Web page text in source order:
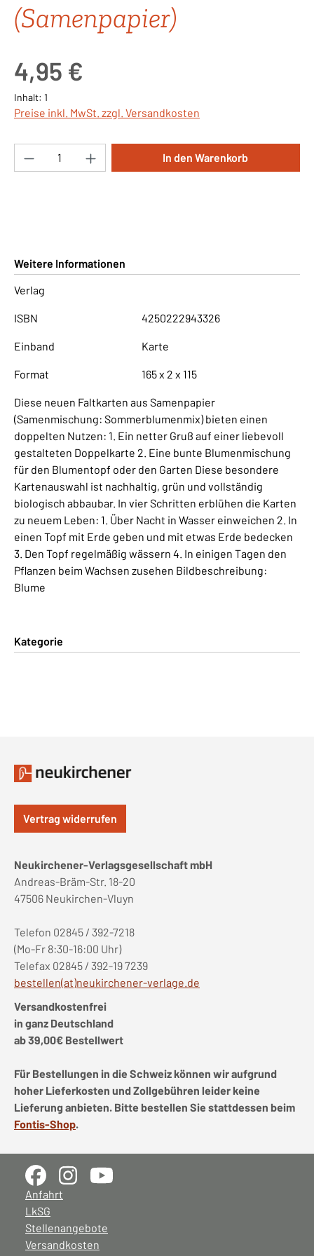
(Samenpapier)
4,95 €
Inhalt: 1
Preise inkl. MwSt. zzgl. Versandkosten
Produkt Anzahl: Gib den gewünschten
In den Warenkorb
Weitere Informationen
Verlag
ISBN 4250222943326
Einband Karte
Format 165 x 2 x 115
Diese neuen Faltkarten aus Samenpapier
(Samenmischung: Sommerblumenmix) bieten einen
doppelten Nutzen: 1. Ein netter Gruß auf einer liebevoll
gestalteten Doppelkarte 2. Eine bunte Blumenmischung
für den Blumentopf oder den Garten Diese besondere
Kartenauswahl ist nachhaltig, grün und vollständig
biologisch abbaubar. In vier Schritten erblühen die Karten
zu neuem Leben: 1. Über Nacht in Wasser einweichen 2. In
einen Topf mit Erde geben und mit etwas Erde bedecken
3. Den Topf regelmäßig wässern 4. In einigen Tagen den
Pflanzen beim Wachsen zusehen Bildbeschreibung:
Blume
Kategorie
Vertrag widerrufen
Neukirchener-Verlagsgesellschaft mbH
Andreas-Bräm-Str. 18-20
47506 Neukirchen-Vluyn
Telefon 02845 / 392-7218
(Mo-Fr 8:30-16:00 Uhr)
Telefax 02845 / 392-19 7239
bestellen(at)neukirchener-verlage.de
Versandkostenfrei
in ganz Deutschland
ab 39,00€ Bestellwert
Für Bestellungen in die Schweiz können wir aufgrund
hoher Lieferkosten und Zollgebühren leider keine
Lieferung anbieten. Bitte bestellen Sie stattdessen beim
Fontis-Shop.
Anfahrt
LkSG
Stellenangebote
Versandkosten